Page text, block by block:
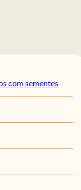
com sementes